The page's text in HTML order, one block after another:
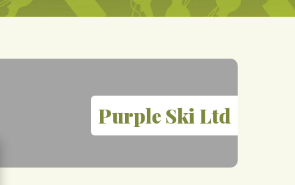
Purple Ski Ltd